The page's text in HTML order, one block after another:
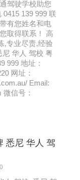
驾驶学校助您
139 999 联
有您姓名和电
取得联系！ 高
,专业尽责,经验
华人 驾校 粤
999 地址：
网址：
Email:
信号：
悉尼 华人 驾